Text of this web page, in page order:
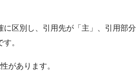
区別し、引用先が「主」、引用部分
。
があります。